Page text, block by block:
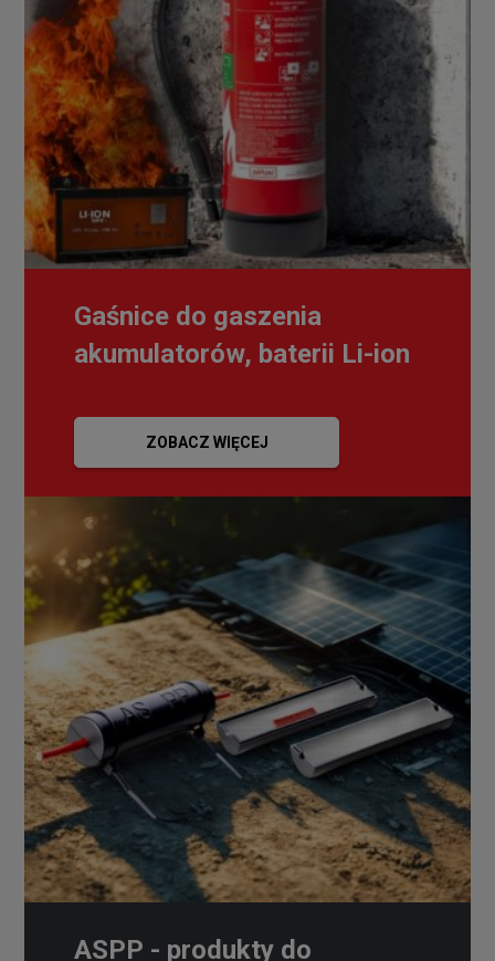
Gaśnice do gaszenia
akumulatorów, baterii Li-ion
ZOBACZ WIĘCEJ
ASPP - produkty do